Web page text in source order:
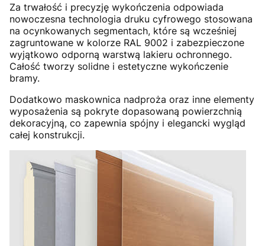
Za trwałość i precyzję wykończenia odpowiada
nowoczesna technologia druku cyfrowego stosowana
na ocynkowanych segmentach, które są wcześniej
zagruntowane w kolorze RAL 9002 i zabezpieczone
wyjątkowo odporną warstwą lakieru ochronnego.
Całość tworzy solidne i estetyczne wykończenie
bramy.
Dodatkowo maskownica nadproża oraz inne elementy
wyposażenia są pokryte dopasowaną powierzchnią
dekoracyjną, co zapewnia spójny i elegancki wygląd
całej konstrukcji.